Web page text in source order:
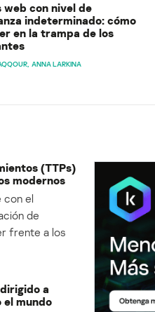
web con nivel de
indeterminado: cómo
en la trampa de los
ANNA LARKINA
(TTPs)
modernos
con el
de
frente a los
a
el mundo